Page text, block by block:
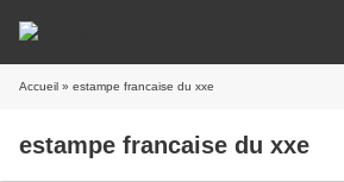
Accueil » estampe francaise du xxe
estampe francaise du xxe